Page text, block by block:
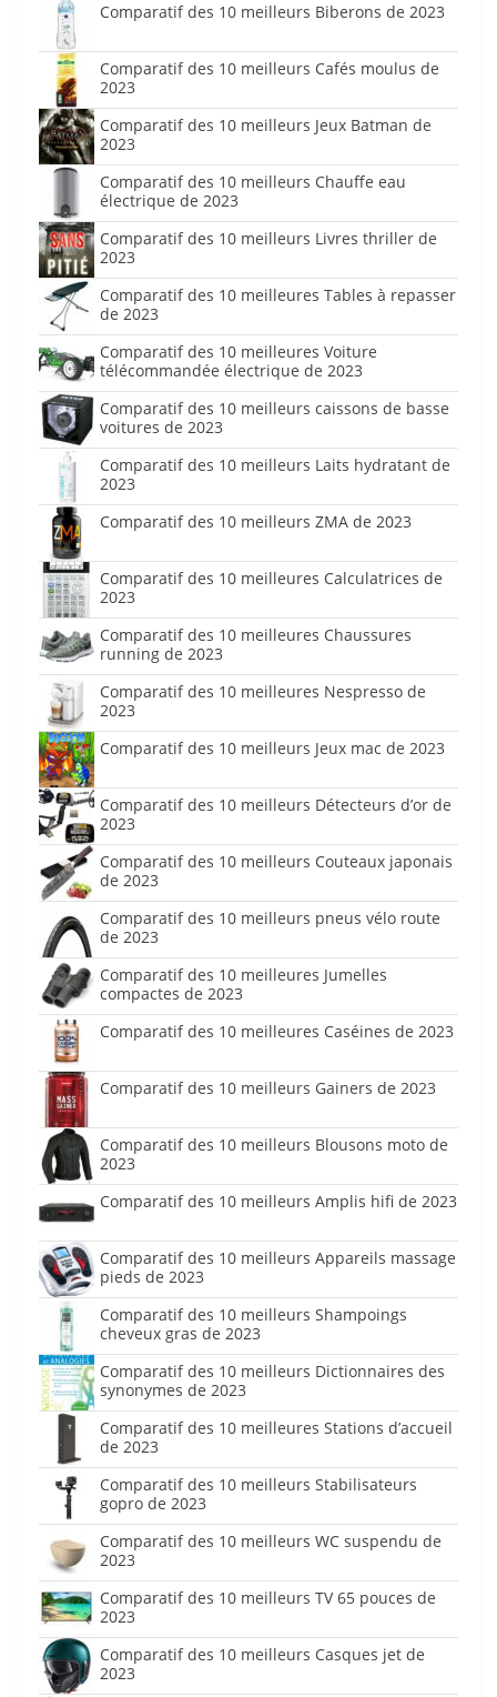
Comparatif des 10 meilleurs Biberons de 2023
Comparatif des 10 meilleurs Cafés moulus de
2023
Comparatif des 10 meilleurs Jeux Batman de
2023
Comparatif des 10 meilleurs Chauffe eau
électrique de 2023
Comparatif des 10 meilleurs Livres thriller de
2023
Comparatif des 10 meilleures Tables à repasser
de 2023
Comparatif des 10 meilleures Voiture
télécommandée électrique de 2023
Comparatif des 10 meilleurs caissons de basse
voitures de 2023
Comparatif des 10 meilleurs Laits hydratant de
2023
Comparatif des 10 meilleurs ZMA de 2023
Comparatif des 10 meilleures Calculatrices de
2023
Comparatif des 10 meilleures Chaussures
running de 2023
Comparatif des 10 meilleures Nespresso de
2023
Comparatif des 10 meilleurs Jeux mac de 2023
Comparatif des 10 meilleurs Détecteurs d’or de
2023
Comparatif des 10 meilleurs Couteaux japonais
de 2023
Comparatif des 10 meilleurs pneus vélo route
de 2023
Comparatif des 10 meilleures Jumelles
compactes de 2023
Comparatif des 10 meilleures Caséines de 2023
Comparatif des 10 meilleurs Gainers de 2023
Comparatif des 10 meilleurs Blousons moto de
2023
Comparatif des 10 meilleurs Amplis hifi de 2023
Comparatif des 10 meilleurs Appareils massage
pieds de 2023
Comparatif des 10 meilleurs Shampoings
cheveux gras de 2023
Comparatif des 10 meilleurs Dictionnaires des
synonymes de 2023
Comparatif des 10 meilleures Stations d’accueil
de 2023
Comparatif des 10 meilleurs Stabilisateurs
gopro de 2023
Comparatif des 10 meilleurs WC suspendu de
2023
Comparatif des 10 meilleurs TV 65 pouces de
2023
Comparatif des 10 meilleurs Casques jet de
2023